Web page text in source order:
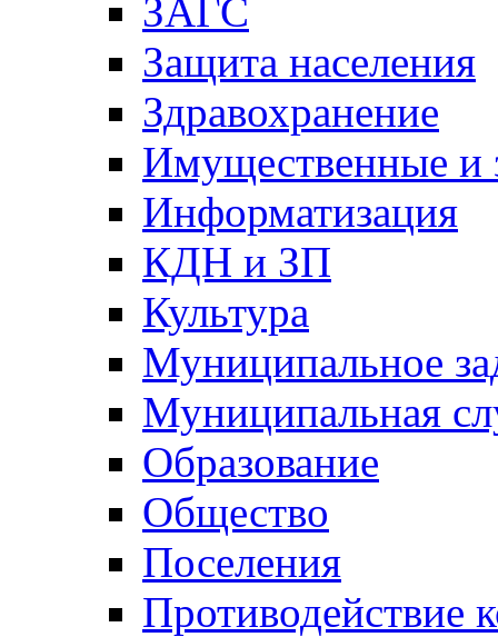
ЗАГС
Защита населения
Здравохранение
Имущественные и
Информатизация
КДН и ЗП
Культура
Муниципальное
Муниципальная
Образование
Общество
Поселения
Противодействие